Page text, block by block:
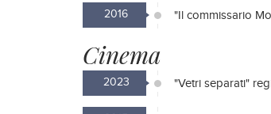
2016 "Il commissario
Cinema
2023 "Vetri separati"